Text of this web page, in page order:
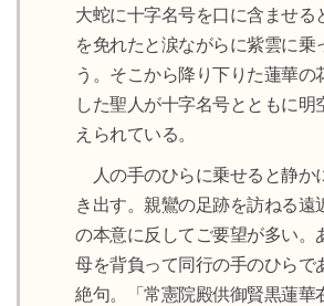
大蛇に十字名号を口に含ませる
を免れたと涙ながらに紫雲に乗
う。そこから降り下りた蓮華の
した聖人が十字名号とともに明
えられている。
人の手のひらに乗せると静か
き出す。親鸞の足跡を訪ねる遠
の本意に反してご要望が多い。
母を背負って同行の手のひらで
絶句。「常憲院殿供御賢黒蓮華